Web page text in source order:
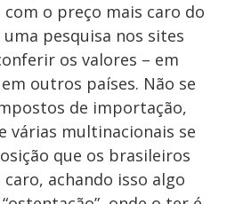
o preço mais caro do
pesquisa nos sites
os valores – em
outros países. Não se
de importação,
várias multinacionais se
que os brasileiros
achando isso algo